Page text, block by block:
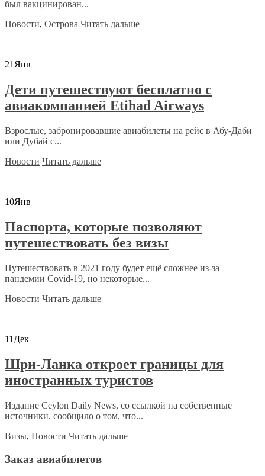
был вакцинирован...
Новости, Острова Читать дальше
21Янв
Дети путешествуют бесплатно с
авиакомпанией Etihad Airways
Взрослые, забронировавшие авиабилеты на рейс в Абу-Даби
или Дубай с...
Новости Читать дальше
10Янв
Паспорта, которые позволяют
путешествовать без визы
Путешествовать в 2021 году будет ещё сложнее из-за
пандемии Covid-19, но некоторые...
Новости Читать дальше
11 Дек
Шри-Ланка откроет границы для
иностранных туристов
Издание Ceylon Daily News, со ссылкой на собственные
источники, сообщило о том, что...
Визы, Новости Читать дальше
Заказ авиабилетов